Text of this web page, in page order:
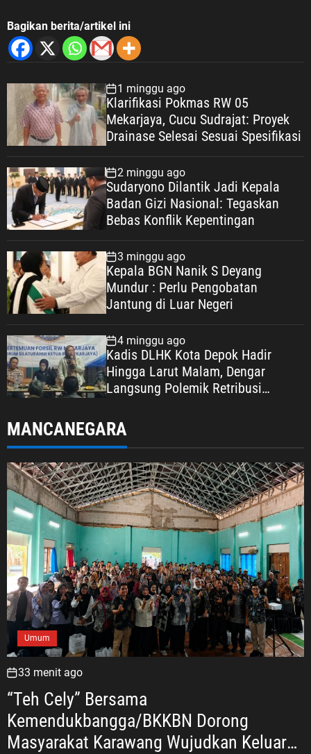
Bagikan berita/artikel ini
1 minggu ago
Klarifikasi Pokmas RW 05
Mekarjaya, Cucu Sudrajat: Proyek
Drainase Selesai Sesuai Spesifikasi
2 minggu ago
Sudaryono Dilantik Jadi Kepala
Badan Gizi Nasional: Tegaskan
Bebas Konflik Kepentingan
3 minggu ago
Kepala BGN Nanik S Deyang
Mundur : Perlu Pengobatan
Jantung di Luar Negeri
4 minggu ago
Kadis DLHK Kota Depok Hadir
Hingga Larut Malam, Dengar
Langsung Polemik Retribusi
MANCANEGARA
Umum
33 menit ago
“Teh Cely” Bersama
Kemendukbangga/BKKBN Dorong
Masyarakat Karawang Wujudkan Keluarga